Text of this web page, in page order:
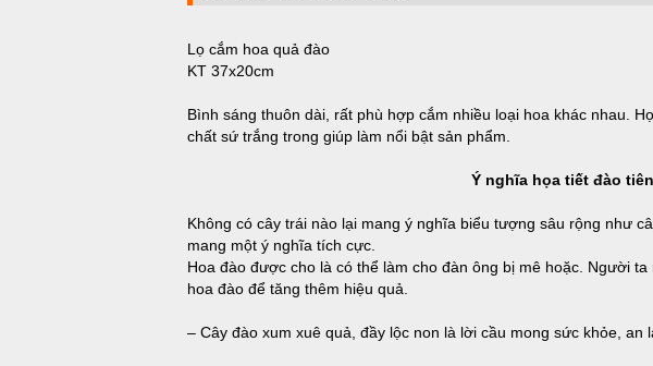
Lọ cắm hoa quả đào
KT 37x20cm
Bình sáng thuôn dài, rất phù hợp cắm nhiều loại hoa khác nhau.
chất sứ trắng trong giúp làm nổi bật sản phẩm.
Ý nghĩa họa tiết đào tiên
Không có cây trái nào lại mang ý nghĩa biểu tượng sâu rộng như
mang một ý nghĩa tích cực.
Hoa đào được cho là có thể làm cho đàn ông bị mê hoặc. Người
hoa đào để tăng thêm hiệu quả.
– Cây đào xum xuê quả, đầy lộc non là lời cầu mong sức khỏe, an